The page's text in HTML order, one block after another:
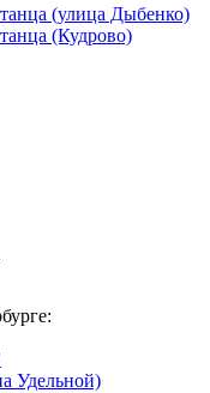
(улица Дыбенко)
(Кудрово)
Удельной)